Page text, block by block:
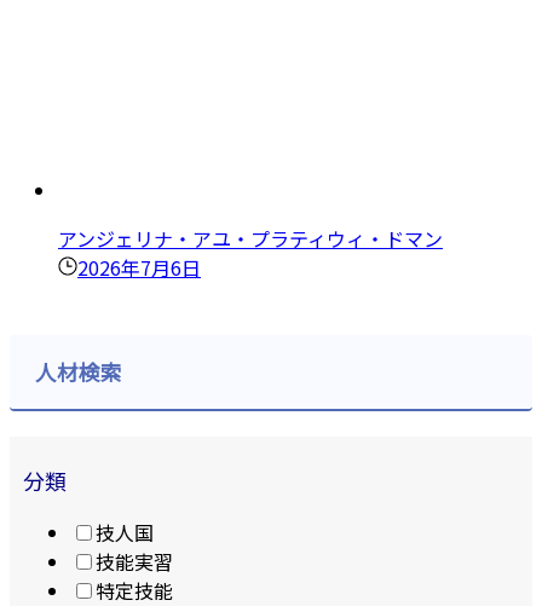
アンジェリナ・アユ・プラティウィ・ドマン
2026年7月6日
人材検索
分類
技人国
技能実習
特定技能